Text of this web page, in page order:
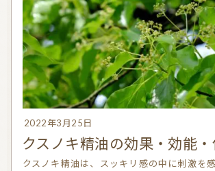
2022年3月25日
クスノキ精油の効果・効能
クスノキ精油は、スッキリ感の中に刺激を感じる「脳を活性